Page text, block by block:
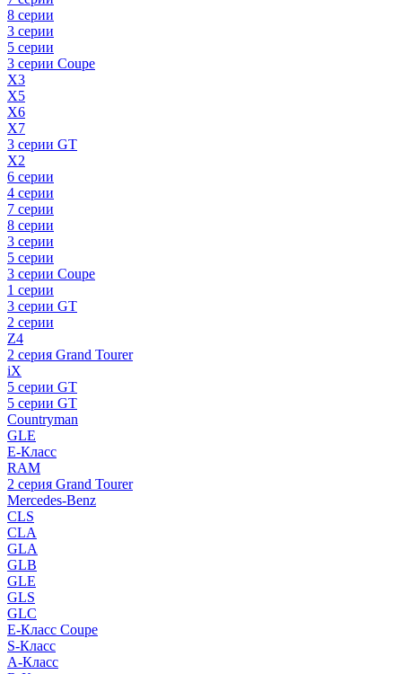
8 серии
3 серии
5 серии
3 серии Coupe
X3
X5
X6
X7
3 серии GT
X2
6 серии
4 серии
7 серии
8 серии
3 серии
5 серии
3 серии Coupe
1 серии
3 серии GT
2 серии
Z4
2 серия Grand Tourer
iX
5 серии GT
5 серии GT
Countryman
GLE
E-Класс
RAM
2 серия Grand Tourer
Mercedes-Benz
CLS
CLA
GLA
GLB
GLE
GLS
GLC
E-Класс Coupe
S-Класс
A-Класс